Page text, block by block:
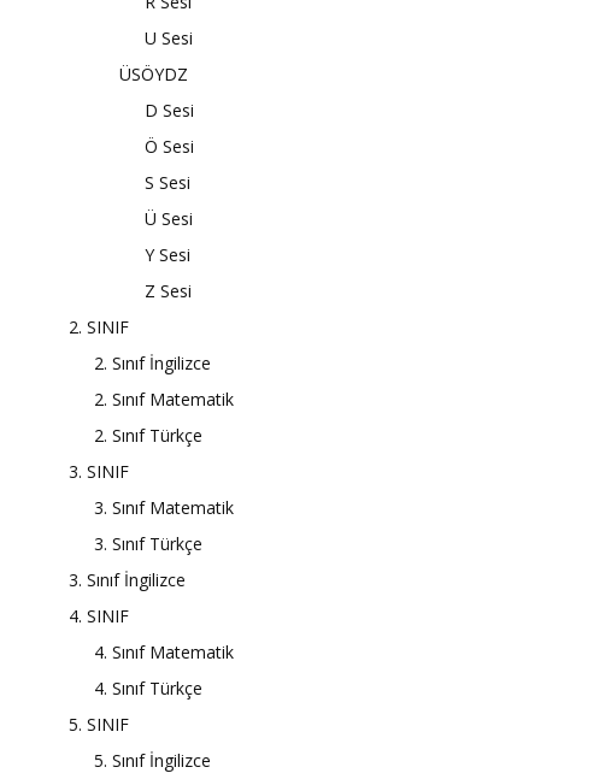
U Sesi
ÜSÖYDZ
D Sesi
Ö Sesi
S Sesi
Ü Sesi
Y Sesi
Z Sesi
2. SINIF
2. Sınıf İngilizce
2. Sınıf Matematik
2. Sınıf Türkçe
3. SINIF
3. Sınıf Matematik
3. Sınıf Türkçe
3. Sınıf İngilizce
4. SINIF
4. Sınıf Matematik
4. Sınıf Türkçe
5. SINIF
5. Sınıf İngilizce